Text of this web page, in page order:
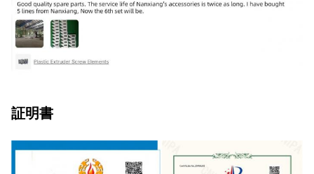
証明書